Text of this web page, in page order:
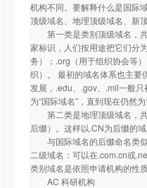
机构不同。要解释什么是国际
顶级域名、地理顶级域名、新
第一类是类别顶级域名，共
家标识，人们按用途把它们分
务）；.org（用于组织协会等
织）。 最初的域名体系也主要
发展，.edu、.gov、.mil一般
为“国际域名”，直到现在仍然
第二类是地理顶级域名，共
后缀）。这样以.CN为后缀的
与国际域名的后缀命名类似
二级域名：可以在.com.cn或
类别域名是依照申请机构的性
AC 科研机构